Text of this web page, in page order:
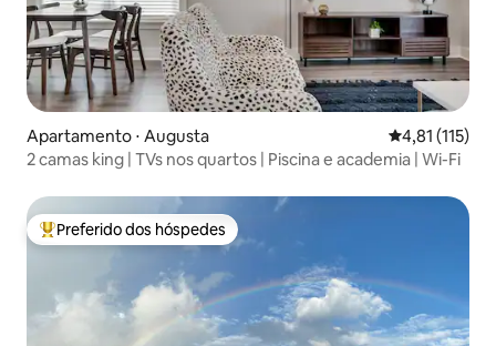
Apartamento ⋅ Augusta 4,81 de uma
4,81 (115)
2 camas king | TVs nos quartos | Piscina e academia | Wi-Fi
Entre os melhores preferidos dos hóspedes
Preferido dos hóspedes